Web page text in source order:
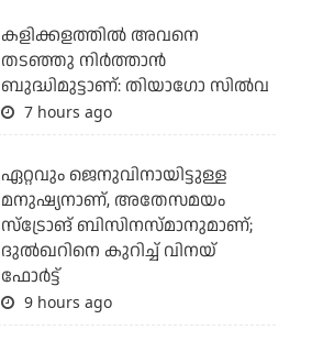
കളിക്കളത്തില്‍ അവനെ
തടഞ്ഞു നിര്‍ത്താന്‍
ബുദ്ധിമുട്ടാണ്: തിയാഗോ സില്‍വ
7 hours ago
ഏറ്റവും ജെനുവിനായിട്ടുള്ള
മനുഷ്യനാണ്, അതേസമയം
സ്‌ട്രോങ് ബിസിനസ്മാനുമാണ്;
ദുല്‍ഖറിനെ കുറിച്ച് വിനയ്
ഫോര്‍ട്ട്
9 hours ago